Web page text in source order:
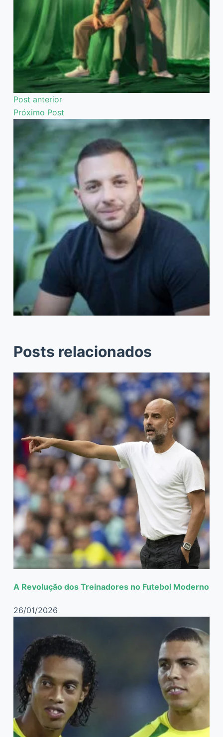
Post anterior
Próximo Post
Posts relacionados
A Revolução dos Treinadores no Futebol Moderno
26/01/2026